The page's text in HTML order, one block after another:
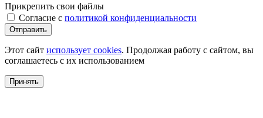
Прикрепить свои файлы
Cогласие с политикой конфиденциальности
Отправить
Этот сайт использует cookies. Продолжая работу с сайтом, вы
соглашаетесь с их использованием
Принять